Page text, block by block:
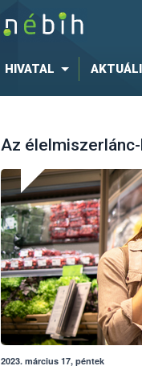
HIVATAL
Az
2023. március 17, péntek